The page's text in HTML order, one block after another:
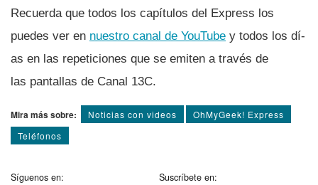
Recuerda que todos los capí­tulos del Express los
puedes ver en nuestro canal de YouTube y todos los dí­
as en las repeticiones que se emiten a través de
las pantallas de Canal 13C.
Mira más sobre: Noticias con videos
OhMyGeek! Express
Teléfonos
Síguenos en: Suscríbete en: